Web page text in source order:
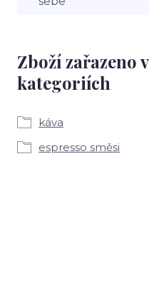
Zboží zařazeno v
kategoriích
káva
espresso směsi